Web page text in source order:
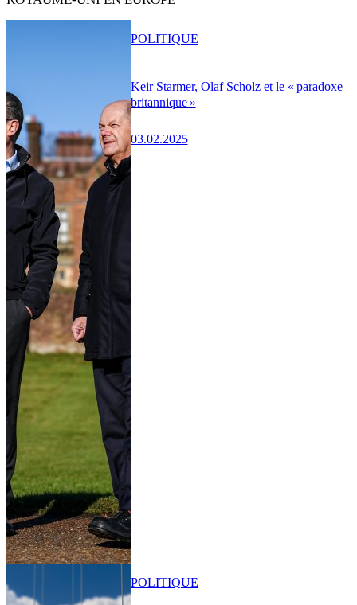
Keir Starmer, Olaf Scholz et le « paradoxe
britannique »
03.02.2025
POLITIQUE
POLITIQUE